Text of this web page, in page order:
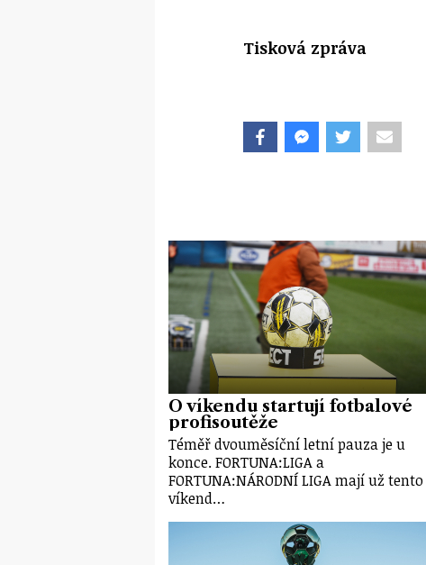
Tisková zpráva
O víkendu startují fotbalové
profisoutěže
Téměř dvouměsíční letní pauza je u
konce. FORTUNA:LIGA a
FORTUNA:NÁRODNÍ LIGA mají už tento
víkend…